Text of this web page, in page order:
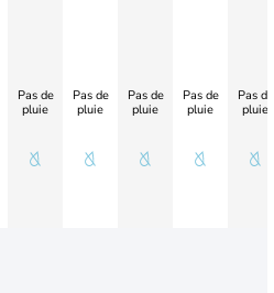
Pas de
pluie
Pas de
pluie
Pas de
pluie
Pas de
pluie
Pas de
pluie